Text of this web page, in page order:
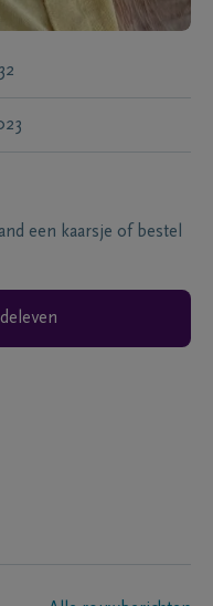
een kaarsje of bestel